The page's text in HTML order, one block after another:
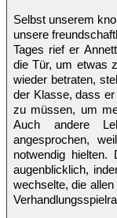
Selbst unserem
unsere
Tages rief er
die Tür, um etwas
wieder betraten,
der Klasse, dass
zu müssen, um
Auch andere
angesprochen,
notwendig hielten.
augenblicklich,
wechselte, die